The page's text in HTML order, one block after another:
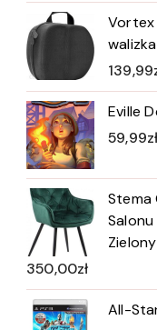
Vortex
139,99
Eville
59,99zł
Stema
350,00zł
All-